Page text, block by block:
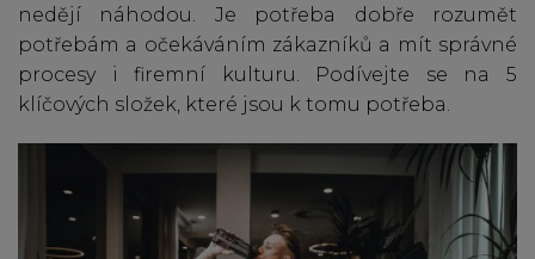
nedějí náhodou. Je potřeba dobře rozumět
potřebám a očekáváním zákazníků a mít správné
procesy i firemní kulturu. Podívejte se na 5
klíčových složek, které jsou k tomu potřeba.